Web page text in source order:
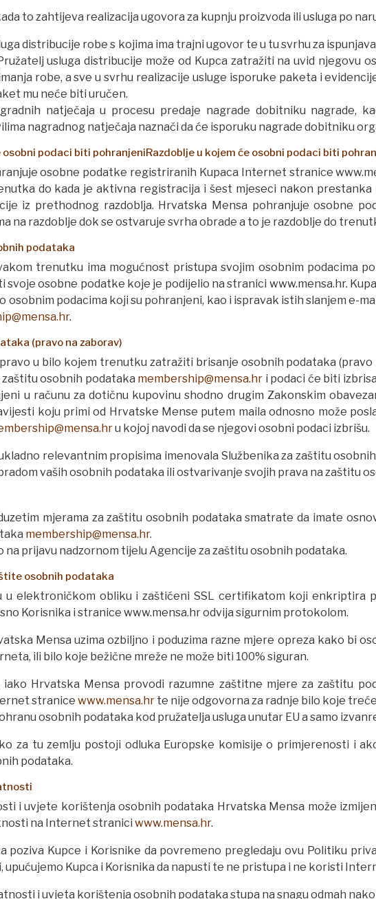
to zahtijeva realizacija ugovora za kupnju proizvoda ili usluga po
distribucije robe s kojima ima trajni ugovor te u tu svrhu za
usluga distribucije može od Kupca zatražiti na uvid njegovu
robe, a sve u svrhu realizacije usluge isporuke paketa i
mu neće biti uručen.
natječaja u procesu predaje nagrade dobitniku nagrade,
nagradnog natječaja naznači da će isporuku nagrade dobitniku
osobni podaci biti pohranjeniRazdoblje u kojem će osobni podaci biti
osobne podatke registriranih Kupaca Internet stranice
do kada je aktivna registracija i šest mjeseci nakon
iz prethodnog razdoblja. Hrvatska Mensa pohranjuje osobne
na razdoblje dok se ostvaruje svrha obrade a to je razdoblje do
podataka
trenutku ima mogućnost pristupa svojim osobnim podacima
svoje osobne podatke koje je podijelio na stranici www.mensa.hr.
osobnim podacima koji su pohranjeni, kao i ispravak istih slanjem e-
.
(pravo na zaborav)
u bilo kojem trenutku zatražiti brisanje osobnih podataka
osobnih podataka membership@mensa.hr i podaci će biti
u računu za dotičnu kupovinu shodno drugim Zakonskim
koju primi od Hrvatske Mense putem maila odnosno može
u kojoj navodi da se njegovi osobni podaci izbrišu.
relevantnim propisima imenovala Službenika za zaštitu
vaših osobnih podataka ili ostvarivanje svojih prava na zaštitu
mjerama za zaštitu osobnih podataka smatrate da imate
membership@mensa.hr.
na prijavu nadzornom tijelu Agencije za zaštitu osobnih podataka.
osobnih podataka
u elektroničkom obliku i zaštićeni SSL certifikatom koji enkriptira
Korisnika i stranice www.mensa.hr odvija sigurnim protokolom.
Mensa uzima ozbiljno i poduzima razne mjere opreza kako bi
ili bilo koje bežične mreže ne može biti 100% siguran.
iako Hrvatska Mensa provodi razumne zaštitne mjere za zaštitu
stranice www.mensa.hr te nije odgovorna za radnje bilo koje
osobnih podataka kod pružatelja usluga unutar EU a samo
za tu zemlju postoji odluka Europske komisije o primjerenosti i
podataka.
i uvjete korištenja osobnih podataka Hrvatska Mensa može
na Internet stranici www.mensa.hr.
poziva Kupce i Korisnike da povremeno pregledaju ovu Politiku
Kupca i Korisnika da napusti te ne pristupa i ne koristi
i uvjeta korištenja osobnih podataka stupa na snagu odmah